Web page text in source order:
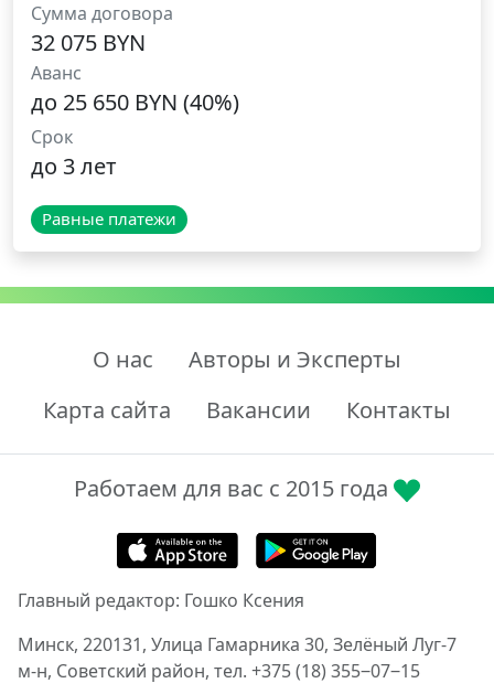
Сумма договора
32 075 BYN
Аванс
до 25 650 BYN (40%)
Срок
до 3 лет
Равные платежи
О нас
Авторы и Эксперты
Карта сайта
Вакансии Контакты
Работаем для вас с 2015 года
Главный редактор: Гошко Ксения
Минск, 220131, Улица Гамарника 30, Зелёный Луг-7
м-н, Советский район, тел. +375 (18) 355‒07‒15